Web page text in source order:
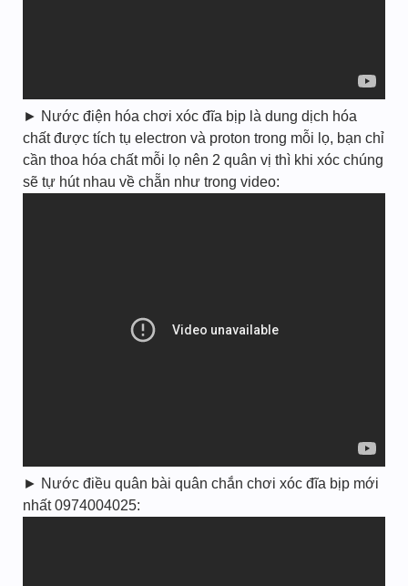
► Nước điện hóa chơi xóc đĩa bịp là dung dịch hóa
chất được tích tụ electron và proton trong mỗi lọ, bạn chỉ
cần thoa hóa chất mỗi lọ nên 2 quân vị thì khi xóc chúng
sẽ tự hút nhau về chẵn như trong video:
► Nước điều quân bài quân chắn chơi xóc đĩa bịp mới
nhất 0974004025: